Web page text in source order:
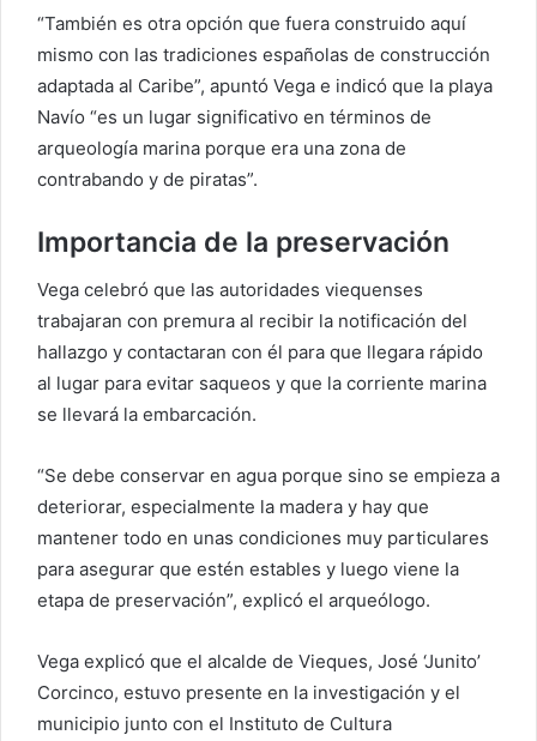
“También es otra opción que fuera construido aquí
mismo con las tradiciones españolas de construcción
adaptada al Caribe”, apuntó Vega e indicó que la playa
Navío “es un lugar significativo en términos de
arqueología marina porque era una zona de
contrabando y de piratas”.
Importancia de la preservación
Vega celebró que las autoridades viequenses
trabajaran con premura al recibir la notificación del
hallazgo y contactaran con él para que llegara rápido
al lugar para evitar saqueos y que la corriente marina
se llevará la embarcación.
“Se debe conservar en agua porque sino se empieza a
deteriorar, especialmente la madera y hay que
mantener todo en unas condiciones muy particulares
para asegurar que estén estables y luego viene la
etapa de preservación”, explicó el arqueólogo.
Vega explicó que el alcalde de Vieques, José ‘Junito’
Corcinco, estuvo presente en la investigación y el
municipio junto con el Instituto de Cultura